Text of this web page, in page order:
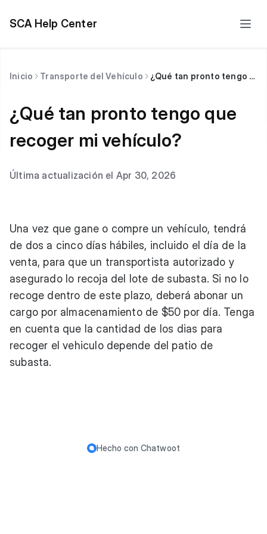
SCA Help Center
Inicio Transporte del Vehículo ¿Qué tan pronto tengo que recoger mi vehículo?
¿Qué tan pronto tengo que
recoger mi vehículo?
Última actualización el Apr 30, 2026
Una vez que gane o compre un vehículo, tendrá
de dos a cinco días hábiles, incluido el día de la
venta, para que un transportista autorizado y
asegurado lo recoja del lote de subasta. Si no lo
recoge dentro de este plazo, deberá abonar un
cargo por almacenamiento de $50 por día. Tenga
en cuenta que la cantidad de los dias para
recoger el vehiculo depende del patio de
subasta.
Hecho con Chatwoot